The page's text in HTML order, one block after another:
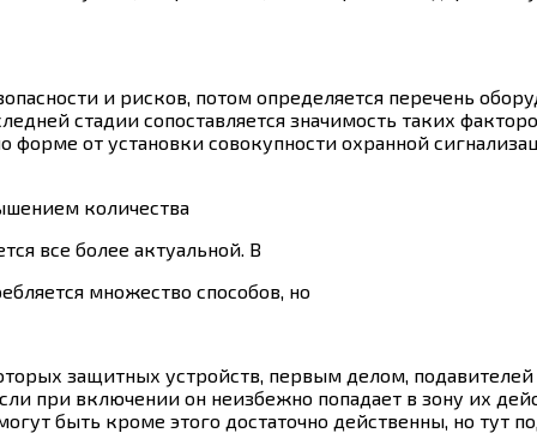
и рисков, потом определяется перечень
стадии сопоставляется значимость таких
от установки совокупности охранной
количества
все более актуальной. В
множество способов, но
защитных устройств, первым делом,
при включении он неизбежно попадает в зону их
быть кроме этого достаточно действенны, но тут